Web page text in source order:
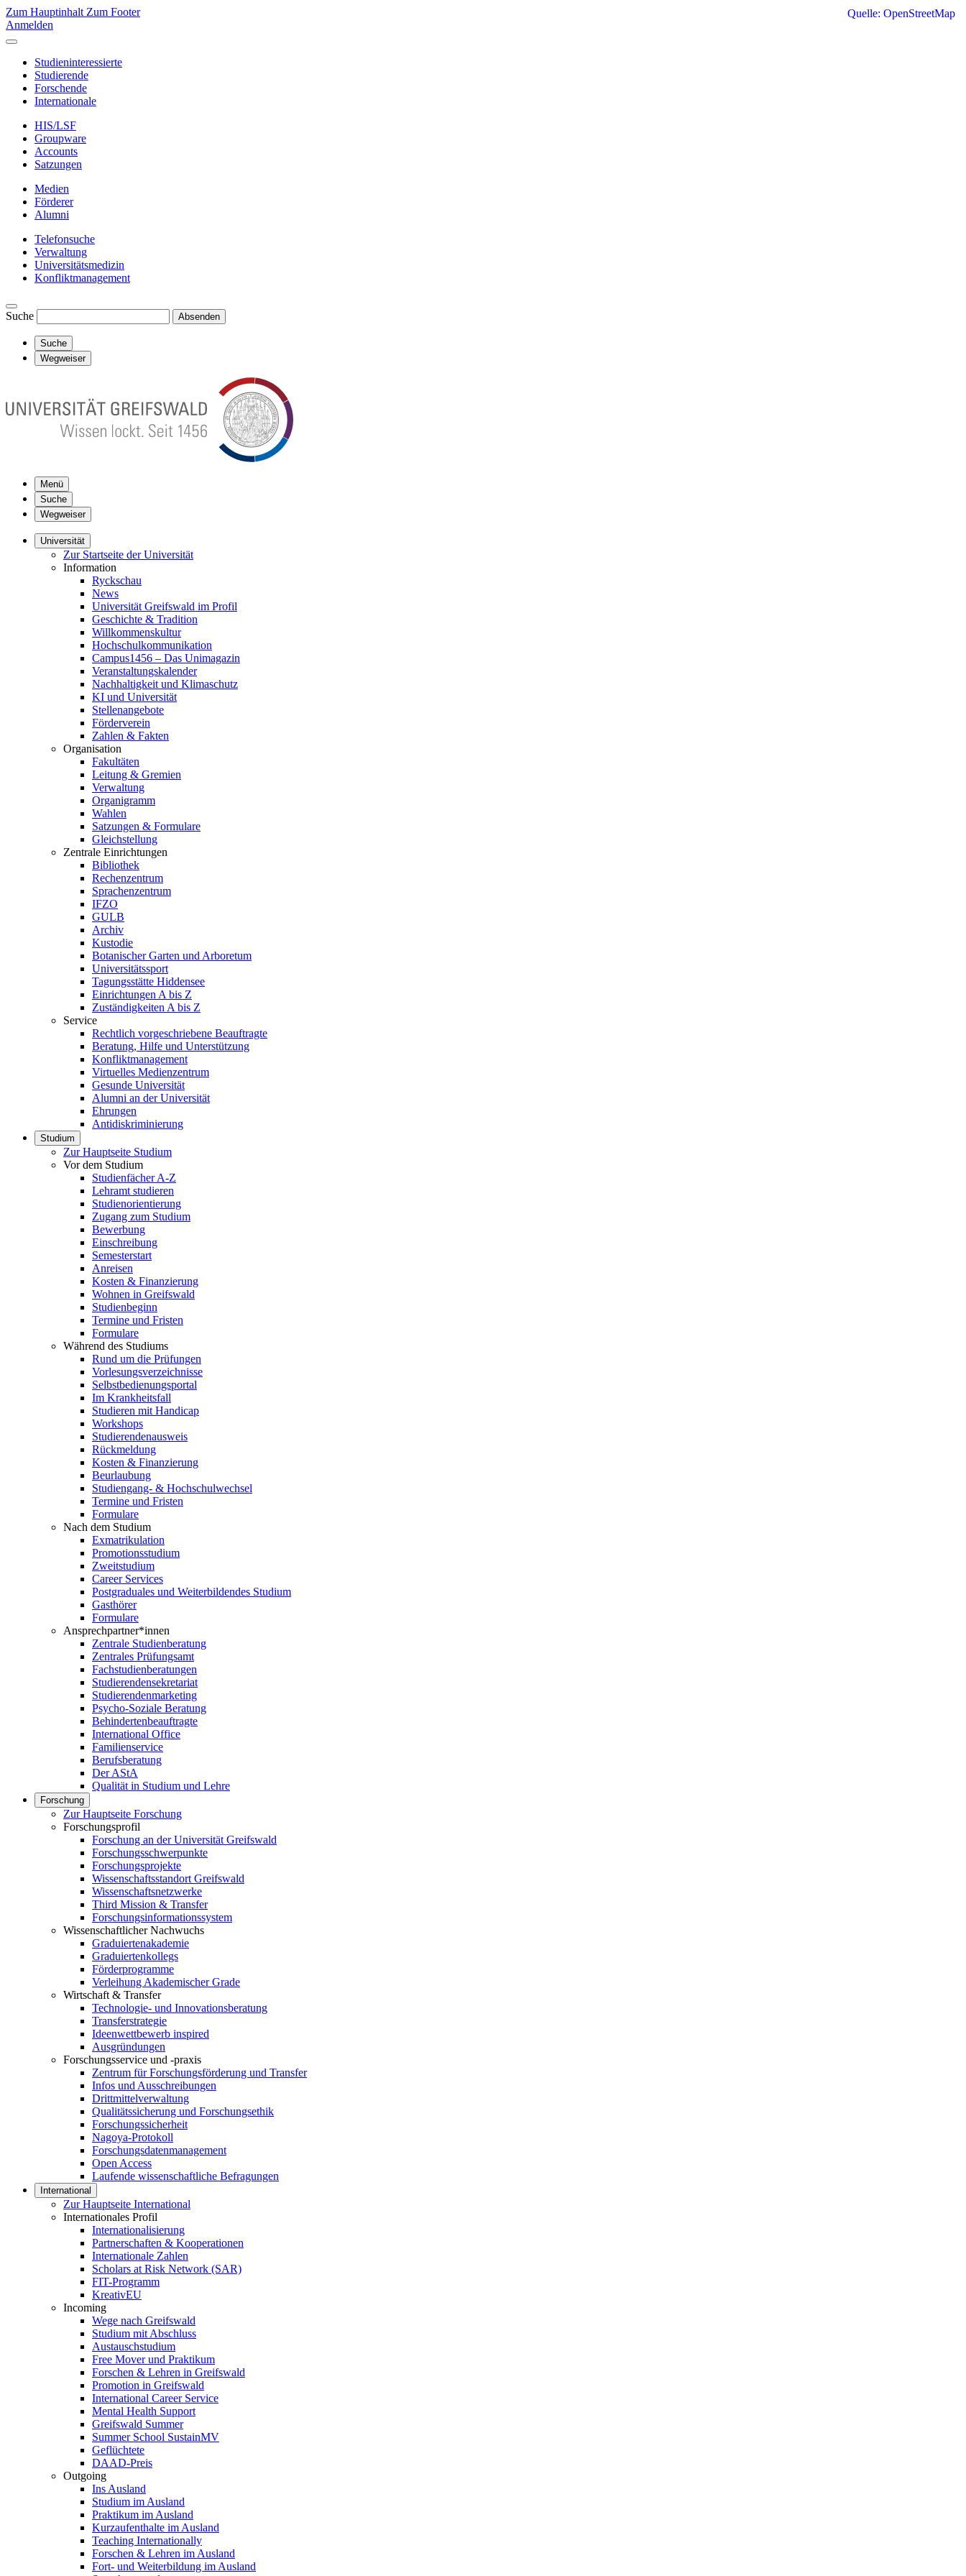
Zum Hauptinhalt Zum Footer
Anmelden
Studieninteressierte
Studierende
Forschende
Internationale
HIS/LSF
Groupware
Accounts
Satzungen
Medien
Förderer
Alumni
Telefonsuche
Verwaltung
Universitätsmedizin
Konfliktmanagement
Suche Absenden
Suche
Wegweiser
Menü
Suche
Wegweiser
Universität
Zur Startseite der Universität
Information
Ryckschau
News
Universität Greifswald im Profil
Geschichte & Tradition
Willkommenskultur
Hochschulkommunikation
Campus1456 – Das Unimagazin
Veranstaltungskalender
Nachhaltigkeit und Klimaschutz
KI und Universität
Stellenangebote
Förderverein
Zahlen & Fakten
Organisation
Fakultäten
Leitung & Gremien
Verwaltung
Organigramm
Wahlen
Satzungen & Formulare
Gleichstellung
Zentrale Einrichtungen
Bibliothek
Rechenzentrum
Sprachenzentrum
IFZO
GULB
Archiv
Kustodie
Botanischer Garten und Arboretum
Universitätssport
Tagungsstätte Hiddensee
Einrichtungen A bis Z
Zuständigkeiten A bis Z
Service
Rechtlich vorgeschriebene Beauftragte
Beratung, Hilfe und Unterstützung
Konfliktmanagement
Virtuelles Medienzentrum
Gesunde Universität
Alumni an der Universität
Ehrungen
Antidiskriminierung
Studium
Zur Hauptseite Studium
Vor dem Studium
Studienfächer A-Z
Lehramt studieren
Studienorientierung
Zugang zum Studium
Bewerbung
Einschreibung
Semesterstart
Anreisen
Kosten & Finanzierung
Wohnen in Greifswald
Studienbeginn
Termine und Fristen
Formulare
Während des Studiums
Rund um die Prüfungen
Vorlesungsverzeichnisse
Selbstbedienungsportal
Im Krankheitsfall
Studieren mit Handicap
Workshops
Studierendenausweis
Rückmeldung
Kosten & Finanzierung
Beurlaubung
Studiengang- & Hochschulwechsel
Termine und Fristen
Formulare
Nach dem Studium
Exmatrikulation
Promotionsstudium
Zweitstudium
Career Services
Postgraduales und Weiterbildendes Studium
Gasthörer
Formulare
Ansprechpartner*innen
Zentrale Studienberatung
Zentrales Prüfungsamt
Fachstudienberatungen
Studierendensekretariat
Studierendenmarketing
Psycho-Soziale Beratung
Behindertenbeauftragte
International Office
Familienservice
Berufsberatung
Der AStA
Qualität in Studium und Lehre
Forschung
Zur Hauptseite Forschung
Forschungsprofil
Forschung an der Universität Greifswald
Forschungsschwerpunkte
Forschungsprojekte
Wissenschaftsstandort Greifswald
Wissenschaftsnetzwerke
Third Mission & Transfer
Forschungsinformationssystem
Wissenschaftlicher Nachwuchs
Graduiertenakademie
Graduiertenkollegs
Förderprogramme
Verleihung Akademischer Grade
Wirtschaft & Transfer
Technologie- und Innovationsberatung
Transferstrategie
Ideenwettbewerb inspired
Ausgründungen
Forschungsservice und -praxis
Zentrum für Forschungsförderung und Transfer
Infos und Ausschreibungen
Drittmittelverwaltung
Qualitätssicherung und Forschungsethik
Forschungssicherheit
Nagoya-Protokoll
Forschungsdatenmanagement
Open Access
Laufende wissenschaftliche Befragungen
International
Zur Hauptseite International
Internationales Profil
Internationalisierung
Partnerschaften & Kooperationen
Internationale Zahlen
Scholars at Risk Network (SAR)
FIT-Programm
KreativEU
Incoming
Wege nach Greifswald
Studium mit Abschluss
Austauschstudium
Free Mover und Praktikum
Forschen & Lehren in Greifswald
Promotion in Greifswald
International Career Service
Mental Health Support
Greifswald Summer
Summer School SustainMV
Geflüchtete
DAAD-Preis
Outgoing
Ins Ausland
Studium im Ausland
Praktikum im Ausland
Kurzaufenthalte im Ausland
Teaching Internationally
Forschen & Lehren im Ausland
Fort- und Weiterbildung im Ausland
Quelle: OpenStreetMap